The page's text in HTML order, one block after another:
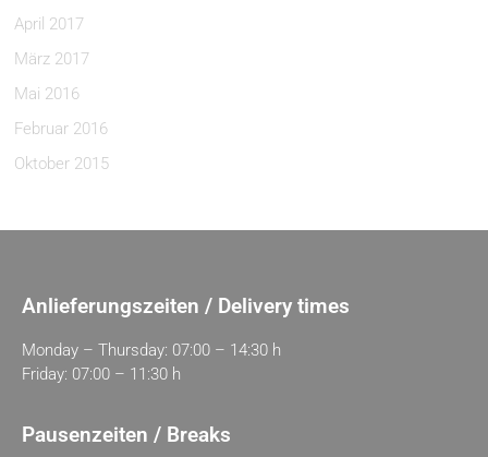
April 2017
März 2017
Mai 2016
Februar 2016
Oktober 2015
Anlieferungszeiten / Delivery times
Monday – Thursday: 07:00 – 14:30 h
Friday: 07:00 – 11:30 h
Pausenzeiten / Breaks